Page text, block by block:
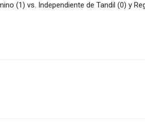
(1) vs. Independiente de Tandil (0) y